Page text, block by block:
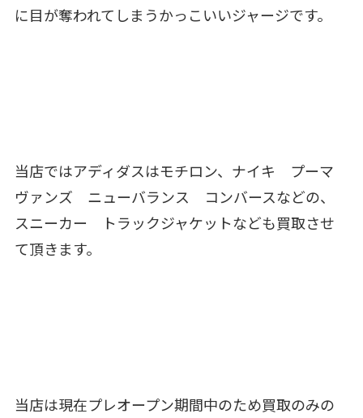
に目が奪われてしまうかっこいいジャージです。
当店ではアディダスはモチロン、ナイキ プーマ
ヴァンズ ニューバランス コンバースなどの、
スニーカー トラックジャケットなども買取させ
て頂きます。
当店は現在プレオープン期間中のため買取のみの